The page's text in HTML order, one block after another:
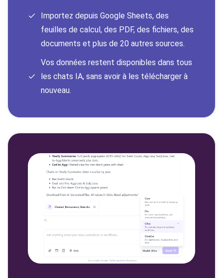
Importez depuis Google Sheets, des
feuilles de calcul, des PDF, des fichiers, des
documents et plus de 20 autres sources.
Vos données restent disponibles dans tous
les chats IA, sans avoir à les télécharger à
nouveau.